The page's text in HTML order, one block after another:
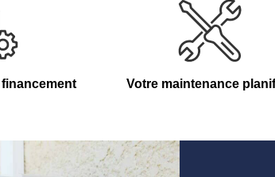
Votre maintenance